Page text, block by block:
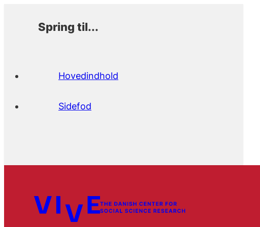
Spring til...
Hovedindhold
Sidefod